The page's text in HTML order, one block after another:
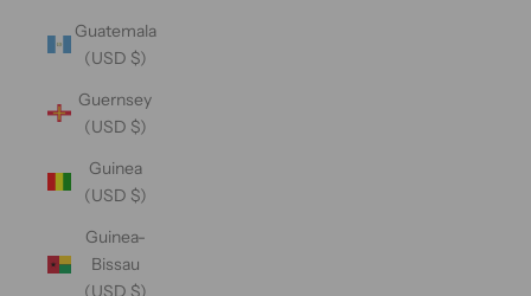
Guatemala
(USD $)
Guernsey
(USD $)
Guinea
(USD $)
Guinea-
Bissau
(USD $)